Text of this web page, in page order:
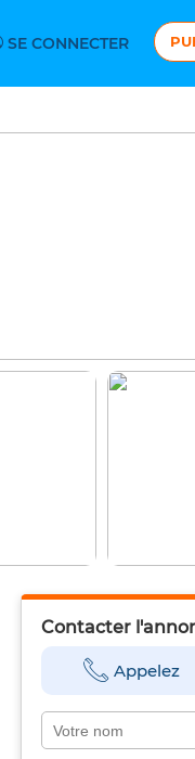
SE CONNECTER
Contacter
Appelez